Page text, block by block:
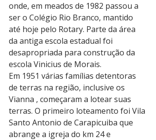
onde, em meados de 1982 passou a
ser o Colégio Rio Branco, mantido
até hoje pelo Rotary. Parte da área
da antiga escola estadual foi
desapropriada para construção da
escola Vinicius de Morais.
Em 1951 várias famílias detentoras
de terras na região, inclusive os
Vianna , começaram a lotear suas
terras. O primeiro loteamento foi Vila
Santo Antonio de Carapicuiba que
abrange a igreja do km 24 e